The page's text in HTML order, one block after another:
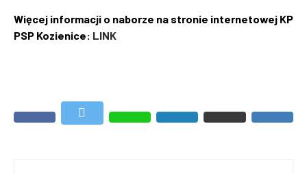
Więcej informacji o naborze na stronie internetowej KP
PSP Kozienice: LINK